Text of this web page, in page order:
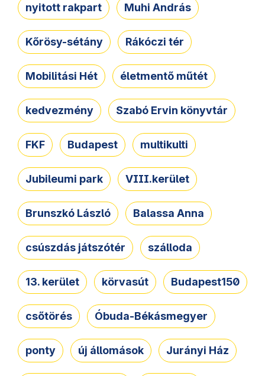
nyitott rakpart Muhi András
Kőrösy-sétány Rákóczi tér
Mobilitási Hét életmentő műtét
kedvezmény Szabó Ervin könyvtár
FKF Budapest multikulti
Jubileumi park VIII.kerület
Brunszkó László Balassa Anna
csúszdás játszótér szálloda
13. kerület körvasút Budapest150
csőtörés Óbuda-Békásmegyer
ponty új állomások Jurányi Ház